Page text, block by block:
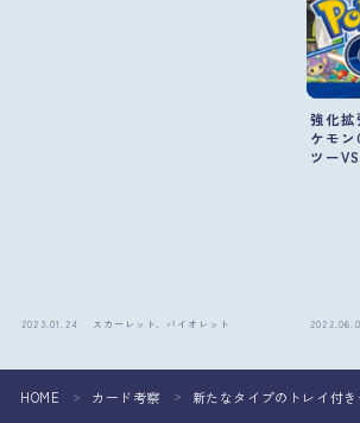
2023.01.24 スカーレット、バイオレット
強化拡
ケモ
ツー
HOME ＞ カード考察 ＞ 新たなタイプのトレイ付